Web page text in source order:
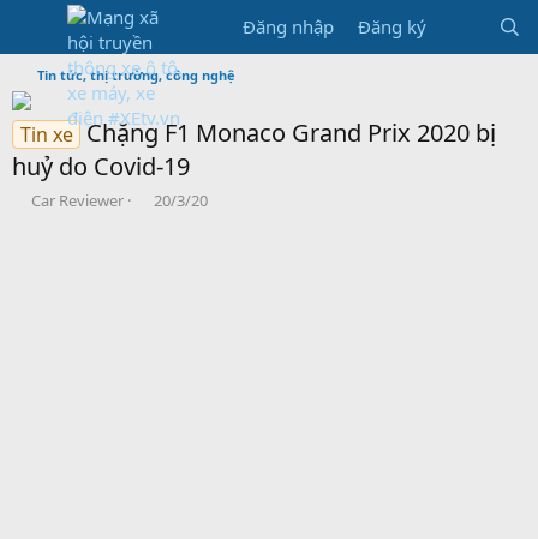
Đăng nhập Đăng ký
Tin tức, thị trường, công nghệ
Tin xe Chặng F1 Monaco Grand Prix 2020 bị
huỷ do Covid-19
B
Car Reviewer
N
20/3/20